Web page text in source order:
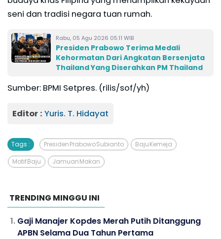
seni dan tradisi negara tuan rumah.
Rabu, 05 Agu 2026 05:11 WIB
Presiden Prabowo Terima Medali
Kehormatan Dari Angkatan Bersenjata
Thailand Yang Diserahkan PM Thailand
Sumber: BPMI Setpres. (rilis/sof/yh)
Editor : Yuris. T. Hidayat
Tags : Presiden Prabowo Subianto Baju Kemeja
Motif Baju Jamuan Makan
TRENDING MINGGU INI
Gaji Manajer Kopdes Merah Putih Ditanggung
APBN Selama Dua Tahun Pertama